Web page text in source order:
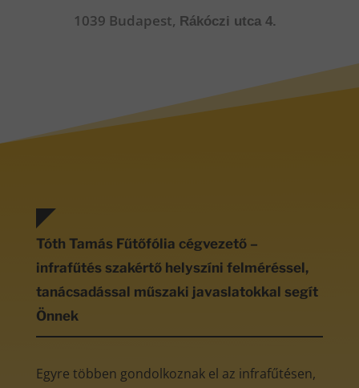
1039 Budapest, Rákóczi utca 4.
Tóth Tamás Fűtőfólia cégvezető –
infrafűtés szakértő helyszíni felméréssel,
tanácsadással műszaki javaslatokkal segít
Önnek
Egyre többen gondolkoznak el az infrafűtésen,